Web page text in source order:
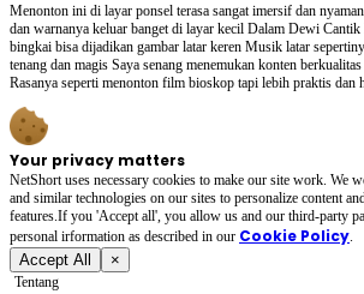
Menonton ini di layar ponsel terasa sangat imersif dan
dan warnanya keluar banget di layar kecil Dalam Dewi
bingkai bisa dijadikan gambar latar keren Musik latar
tenang dan magis Saya senang menemukan konten
Rasanya seperti menonton film bioskop tapi lebih praktis dan
Your privacy matters
NetShort uses necessary cookies to make our site work. We
and similar technologies on our sites to personalize content
features.If you 'Accept all', you allow us and our third-party
personal irformation as described in our Cookie Policy.
Accept All ×
Tentang